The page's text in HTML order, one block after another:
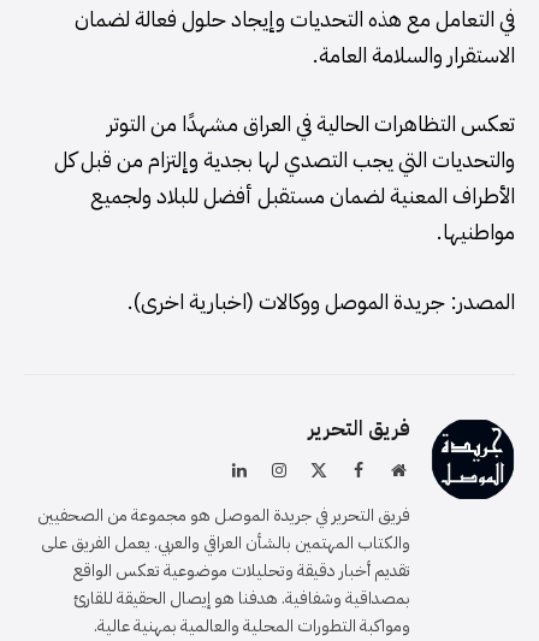
في التعامل مع هذه التحديات وإيجاد حلول فعالة لضمان
الاستقرار والسلامة العامة.
تعكس التظاهرات الحالية في العراق مشهدًا من التوتر
والتحديات التي يجب التصدي لها بجدية وإلتزام من قبل كل
الأطراف المعنية لضمان مستقبل أفضل للبلاد ولجميع
مواطنيها.
المصدر: جريدة الموصل ووكالات (اخبارية اخرى).
فريق التحرير
موقعفيسبوك الانستغرام
لينكدإن
فريق التحرير في جريدة الموصل هو مجموعة من الصحفيين
والكتاب المهتمين بالشأن العراقي والعربي. يعمل الفريق على
تقديم أخبار دقيقة وتحليلات موضوعية تعكس الواقع
بمصداقية وشفافية. هدفنا هو إيصال الحقيقة للقارئ
ومواكبة التطورات المحلية والعالمية بمهنية عالية.